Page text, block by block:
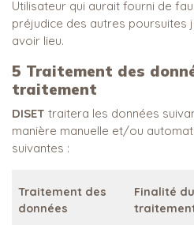
Utilisateur qui aurait fourni de
préjudice des autres poursuites
avoir lieu.
5 Traitement des
traitement
DISET traitera les données
manière manuelle et/ou
suivantes :
Traitement des
données
Finalité du